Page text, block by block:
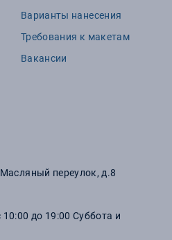
Варианты нанесения
Требования к макетам
Вакансии
Масляный переулок, д.8
до 19:00 Суббота и